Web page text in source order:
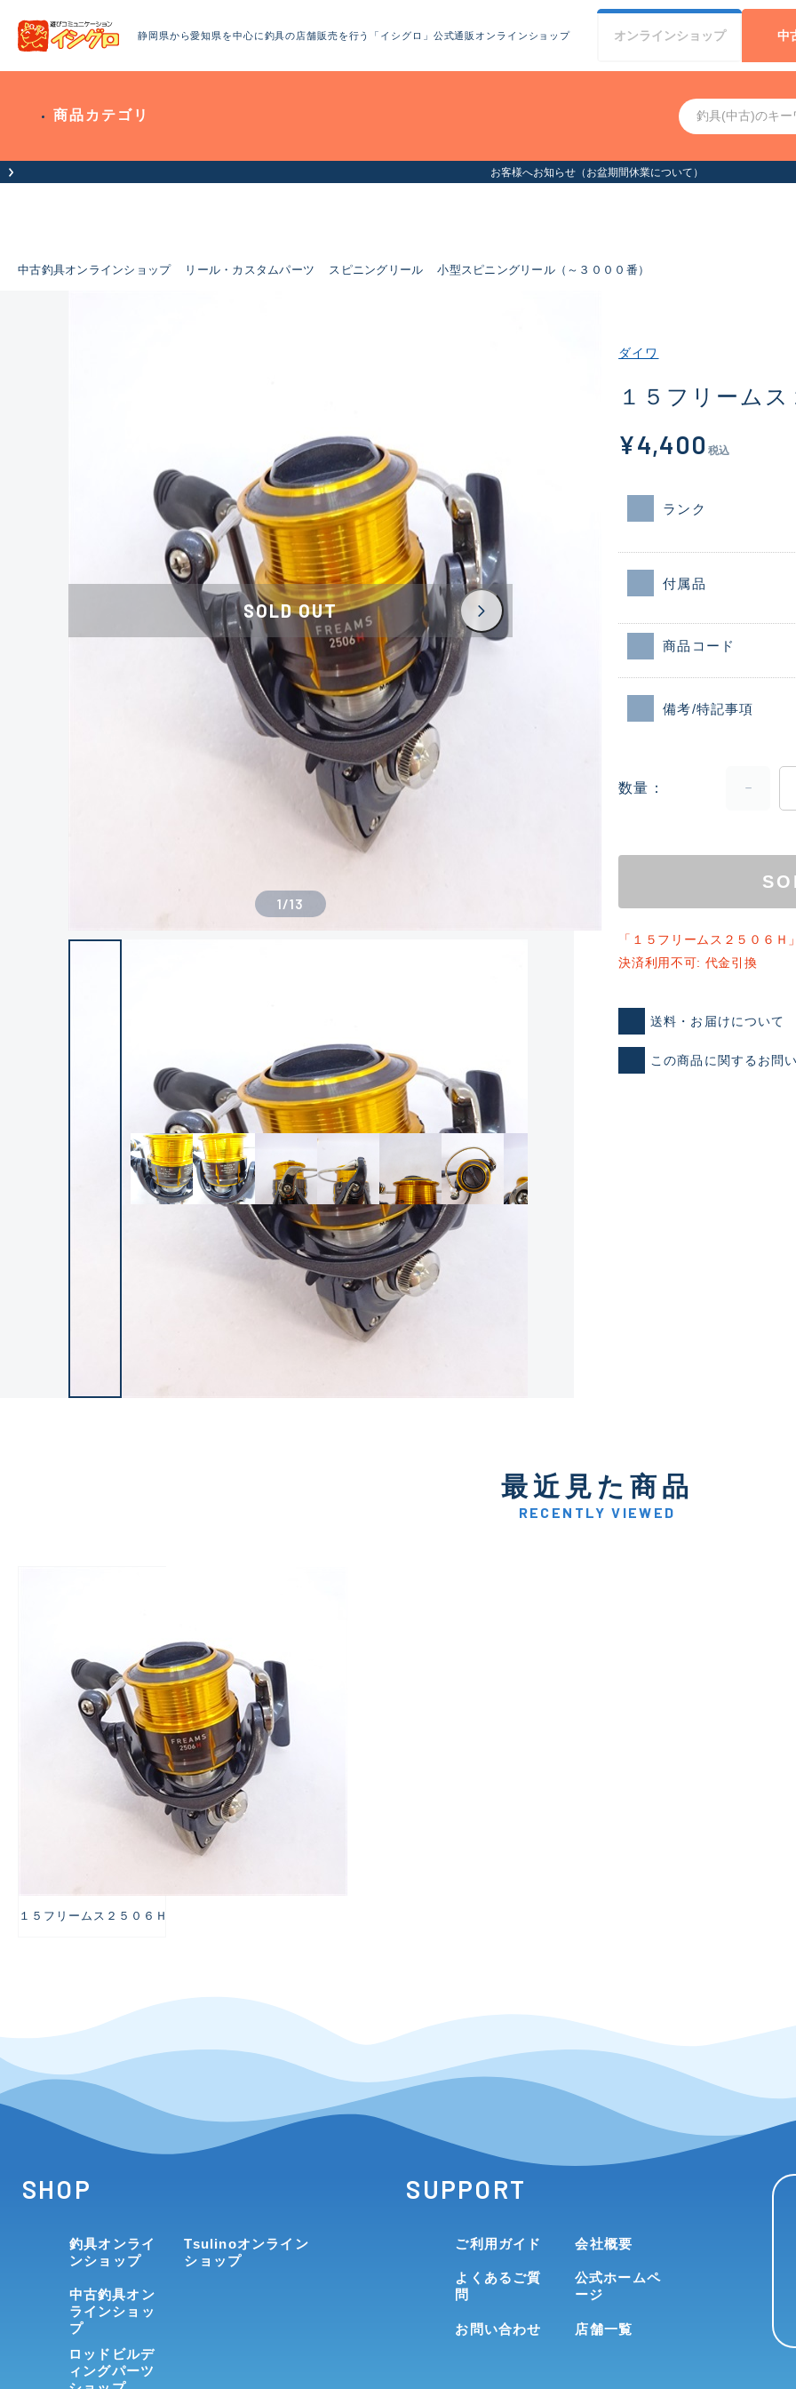
静岡県から愛知県を中心に釣具の店舗販売を行う「イシグロ」公式通販オンラインショップ オンラインショップ 中
商品カテゴリ
お客様へお知らせ（お盆期間休業について）
中古釣具オンラインショップ リール・カスタムパーツ スピニングリール 小型スピニングリール（～３０００番）
良
新古品（メーカー問屋から
C-
い品
SOLD OUT
1/13
ダイワ
１５フリームス
¥4,400 税込
ランク
付属品
商品コード
備考/特記事項
数量
「１５フリームス２５０６Ｈ
決済利用不可: 代金引換
送料・お届けについて
この商品に関するお問
最近見た商品
RECENTLY VIEWED
１５フリームス２５０６Ｈ
SHOP
釣具オンライ
ンショップ
中古釣具オン
ラインショッ
プ
ロッドビルデ
ィングパーツ
Tsulinoオンライン
ショップ
SUPPORT
ご利用ガイド
よくあるご質
問
お問い合わせ
会社概要
公式ホームペ
ージ
店舗一覧